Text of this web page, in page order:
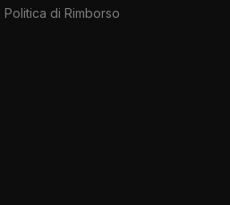
Politica di Rimborso